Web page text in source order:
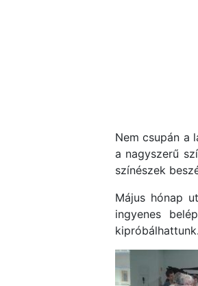
Nem csupán a
a nagyszerű
színészek
Május hónap
ingyenes